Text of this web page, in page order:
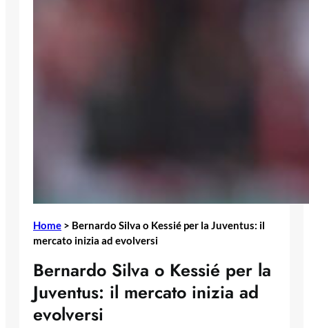
Home > Bernardo Silva o Kessié per la Juventus: il
mercato inizia ad evolversi
Bernardo Silva o Kessié per la
Juventus: il mercato inizia ad
evolversi